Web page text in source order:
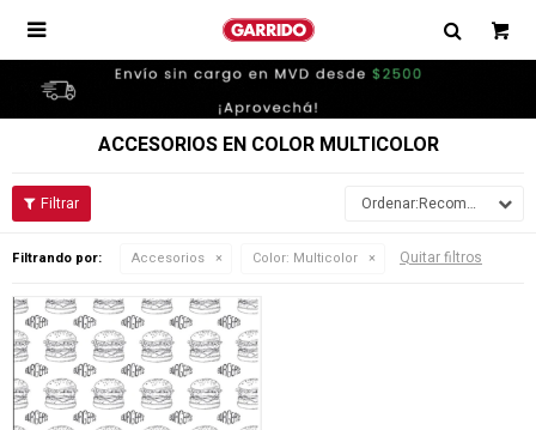

ACCESORIOS EN COLOR MULTICOLOR
Recomendados
Filtrando por: Accesorios Color: Multicolor Quitar filtros